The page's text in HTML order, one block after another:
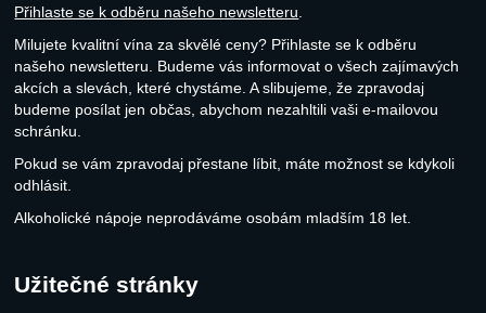
Přihlaste se k odběru našeho newsletteru
Milujete kvalitní vína za skvělé ceny? Přihlaste se k odběru
našeho newsletteru. Budeme vás informovat o všech zajímavých
akcích a slevách, které chystáme. A slibujeme, že zpravodaj
budeme posílat jen občas, abychom nezahltili vaši e-mailovou
schránku.
Pokud se vám zpravodaj přestane líbit, máte možnost se kdykoli
odhlásit.
Alkoholické nápoje neprodáváme osobám mladším 18 let.
Užitečné stránky